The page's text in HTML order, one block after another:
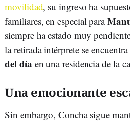
movilidad, su ingreso ha
familiares, en especial para
siempre ha estado muy
la retirada intérprete se encuentra
del día en una residencia de la
Una emocionante
Sin embargo, Concha sigue